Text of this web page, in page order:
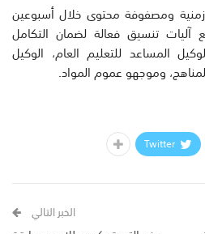
ومصفوفة محتوى خلال أسبوعين
آليات تنسيق فعالة لضمان التكامل
المساعد للتعليم العام، الوكيل
وموجهو عموم المواد.
Twitter
الخبر التالي